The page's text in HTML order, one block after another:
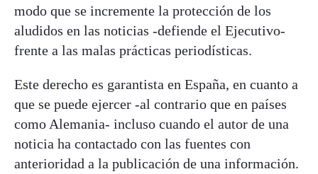
modo que se incremente la protección de los
aludidos en las noticias -defiende el Ejecutivo-
frente a las malas prácticas periodísticas.
Este derecho es garantista en España, en cuanto a
que se puede ejercer -al contrario que en países
como Alemania- incluso cuando el autor de una
noticia ha contactado con las fuentes con
anterioridad a la publicación de una información.